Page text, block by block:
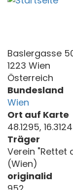
Direkt
Baslergasse
1223 Wien
Österreich
Bundesland
Wien
Ort auf Karte
48.1295, 16.3124
Träger
Verein "Rettet
(Wien)
originalid